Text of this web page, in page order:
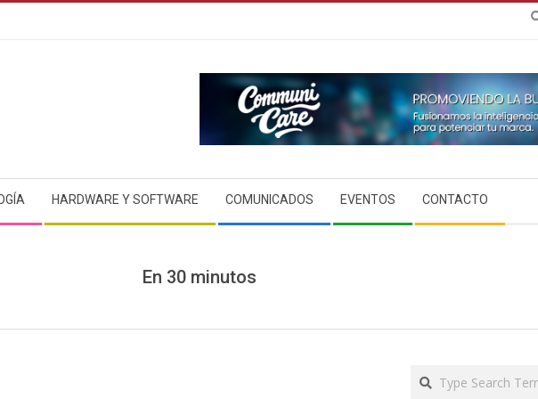
HARDWARE Y SOFTWARE COMUNICADOS EVENTOS CONTACTO
En 30 minutos
Search